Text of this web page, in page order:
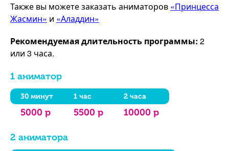
Также вы можете заказать аниматоров «Принцесса
Жасмин» и «Аладдин»
Рекомендуемая длительность программы: 2
или 3 часа.
1 аниматор
30 минут 1 час 2 часа
5000 р 5500 р 10000 р
2 аниматора